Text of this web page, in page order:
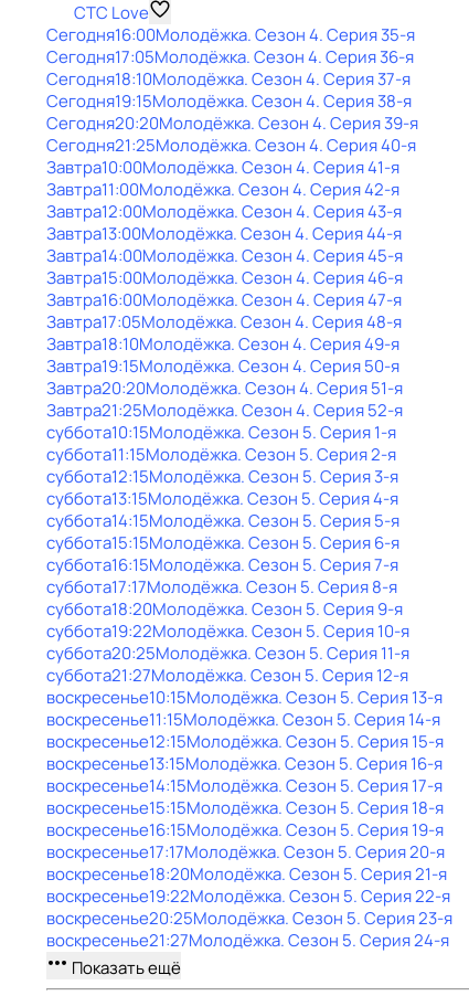
СТС Love
Сегодня16:00Молодёжка. Сезон 4. Серия 35-я
Сегодня17:05Молодёжка. Сезон 4. Серия 36-я
Сегодня18:10Молодёжка. Сезон 4. Серия 37-я
Сегодня19:15Молодёжка. Сезон 4. Серия 38-я
Сегодня20:20Молодёжка. Сезон 4. Серия 39-я
Сегодня21:25Молодёжка. Сезон 4. Серия 40-я
Завтра10:00Молодёжка. Сезон 4. Серия 41-я
Завтра11:00Молодёжка. Сезон 4. Серия 42-я
Завтра12:00Молодёжка. Сезон 4. Серия 43-я
Завтра13:00Молодёжка. Сезон 4. Серия 44-я
Завтра14:00Молодёжка. Сезон 4. Серия 45-я
Завтра15:00Молодёжка. Сезон 4. Серия 46-я
Завтра16:00Молодёжка. Сезон 4. Серия 47-я
Завтра17:05Молодёжка. Сезон 4. Серия 48-я
Завтра18:10Молодёжка. Сезон 4. Серия 49-я
Завтра19:15Молодёжка. Сезон 4. Серия 50-я
Завтра20:20Молодёжка. Сезон 4. Серия 51-я
Завтра21:25Молодёжка. Сезон 4. Серия 52-я
суббота10:15Молодёжка. Сезон 5. Серия 1-я
суббота11:15Молодёжка. Сезон 5. Серия 2-я
суббота12:15Молодёжка. Сезон 5. Серия 3-я
суббота13:15Молодёжка. Сезон 5. Серия 4-я
суббота14:15Молодёжка. Сезон 5. Серия 5-я
суббота15:15Молодёжка. Сезон 5. Серия 6-я
суббота16:15Молодёжка. Сезон 5. Серия 7-я
суббота17:17Молодёжка. Сезон 5. Серия 8-я
суббота18:20Молодёжка. Сезон 5. Серия 9-я
суббота19:22Молодёжка. Сезон 5. Серия 10-я
суббота20:25Молодёжка. Сезон 5. Серия 11-я
суббота21:27Молодёжка. Сезон 5. Серия 12-я
воскресенье10:15Молодёжка. Сезон 5. Серия 13-я
воскресенье11:15Молодёжка. Сезон 5. Серия 14-я
воскресенье12:15Молодёжка. Сезон 5. Серия 15-я
воскресенье13:15Молодёжка. Сезон 5. Серия 16-я
воскресенье14:15Молодёжка. Сезон 5. Серия 17-я
воскресенье15:15Молодёжка. Сезон 5. Серия 18-я
воскресенье16:15Молодёжка. Сезон 5. Серия 19-я
воскресенье17:17Молодёжка. Сезон 5. Серия 20-я
воскресенье18:20Молодёжка. Сезон 5. Серия 21-я
воскресенье19:22Молодёжка. Сезон 5. Серия 22-я
воскресенье20:25Молодёжка. Сезон 5. Серия 23-я
воскресенье21:27Молодёжка. Сезон 5. Серия 24-я
Показать ещё